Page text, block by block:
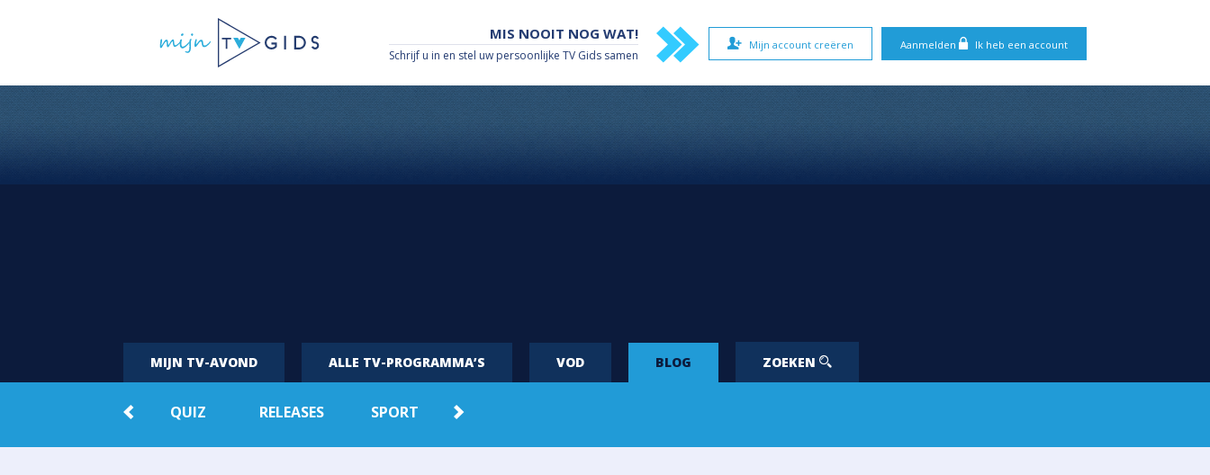
Aanmelden Ik heb een account
Mijn account creëren
MIS NOOIT NOG WAT!
Schrijf u in en stel uw persoonlijke TV Gids samen
MIJN TV-AVOND ALLE TV-PROGRAMMA’S VOD BLOG ZOEKEN
QUIZ RELEASES SPORT